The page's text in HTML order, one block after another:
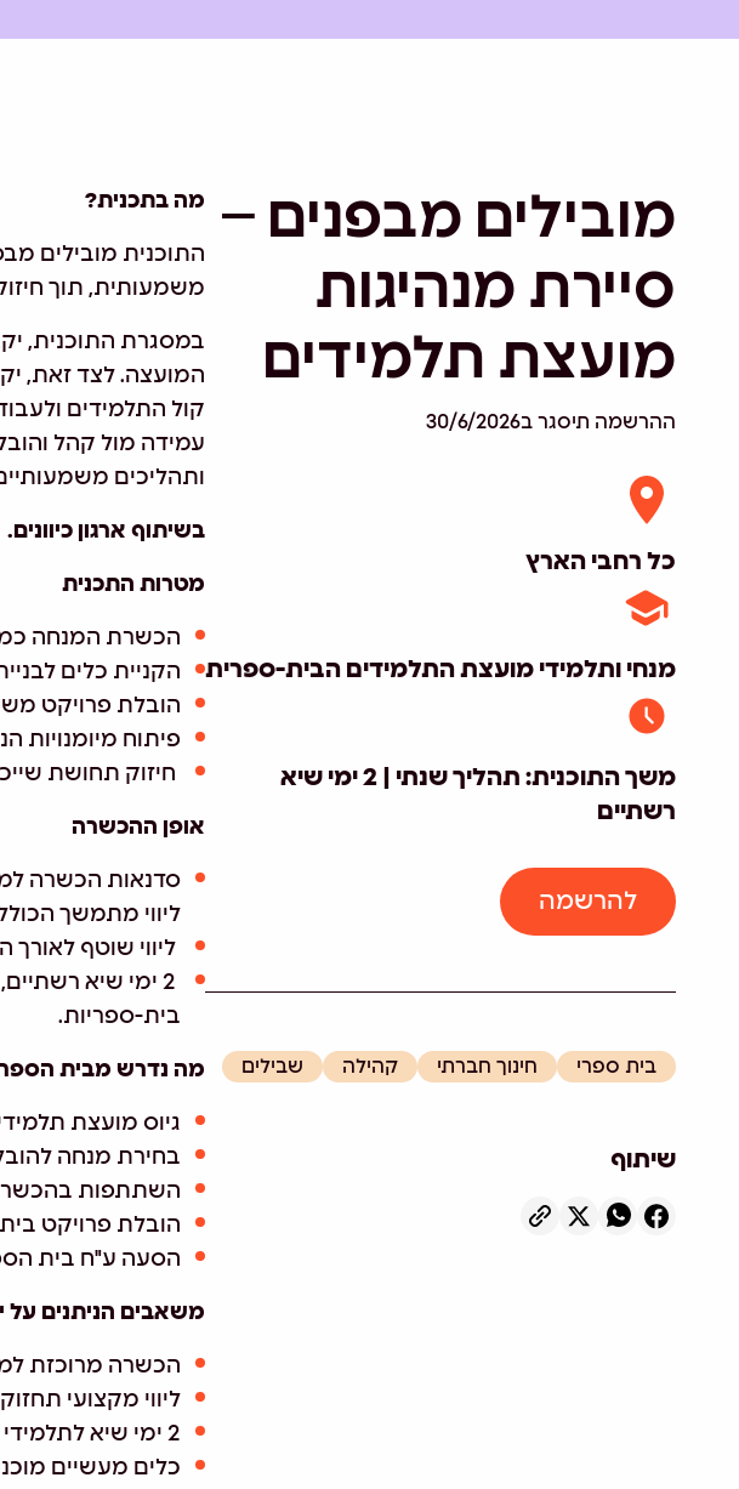
מובילים מבפנים –
סיירת מנהיגות
מועצת תלמידים
ההרשמה תיסגר ב30/6/2026
כל רחבי הארץ
מנחי ותלמידי מועצת התלמידים הבית-ספרית
משך התוכנית: תהליך שנתי | 2 ימי שיא
רשתיים
להרשמה
בית ספרי חינוך חברתי קהילה שבילים
שיתוף
מה בתכנית?
התוכנית מובילים
משמעותית, תוך
במסגרת התוכנית,
המועצה. לצד זאת,
קול התלמידים
עמידה מול קהל
ותהליכים
בשיתוף ארגון כיוונים.
מטרות התכנית
הכשרת המנחה
הקניית כלים
הובלת פרויקט
פיתוח מיומנויות
חיזוק תחושת
אופן ההכשרה
סדנאות הכשרה
ליווי מתמשך
ליווי שוטף
2 ימי שיא
בית-ספריות.
מה נדרש מבית
גיוס מועצת
בחירת מנחה
השתתפות
הובלת פרויקט
הסעה ע"ח בית
משאבים הניתנים על
הכשרה מרוכזת למנחה
ליווי מקצועי
2 ימי שיא לתלמידי המועצה
כלים מעשיים